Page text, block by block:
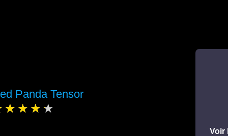
Panda Tensor
Voir